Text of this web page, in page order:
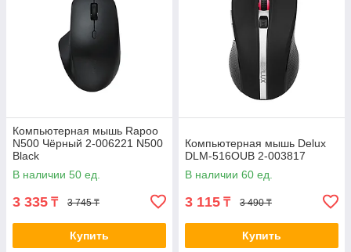
Компьютерная мышь Rapoo
N500 Чёрный 2-006221 N500
Black
В наличии 50 ед.
3 335 ₸ 3 745 ₸
Купить
Компьютерная мышь Delux
DLM-516OUB 2-003817
В наличии 60 ед.
3 115 ₸ 3 490 ₸
Купить